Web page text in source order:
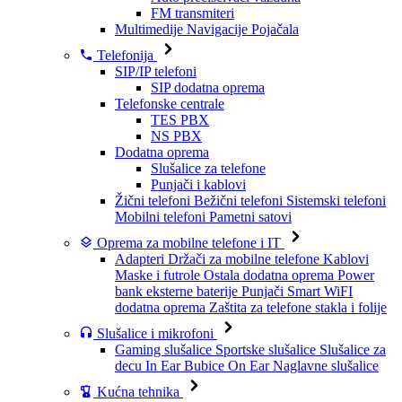
FM transmiteri
Multimedije Navigacije Pojačala
Telefonija
SIP/IP telefoni
SIP dodatna oprema
Telefonske centrale
TES PBX
NS PBX
Dodatna oprema
Slušalice za telefone
Punjači i kablovi
Žični telefoni Bežični telefoni Sistemski telefoni
Mobilni telefoni Pametni satovi
Oprema za mobilne telefone i IT
Adapteri Držači za mobilne telefone Kablovi
Maske i futrole Ostala dodatna oprema Power
bank eksterne baterije Punjači Smart WiFI
dodatna oprema Zaštita za telefone stakla i folije
Slušalice i mikrofoni
Gaming slušalice Sportske slušalice Slušalice za
decu In Ear Bubice On Ear Naglavne slušalice
Kućna tehnika